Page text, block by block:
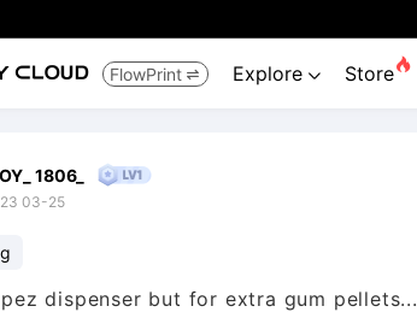
FlowPrint  Explore  Store
1806_
03-25
dispenser but for extra gum pellets...